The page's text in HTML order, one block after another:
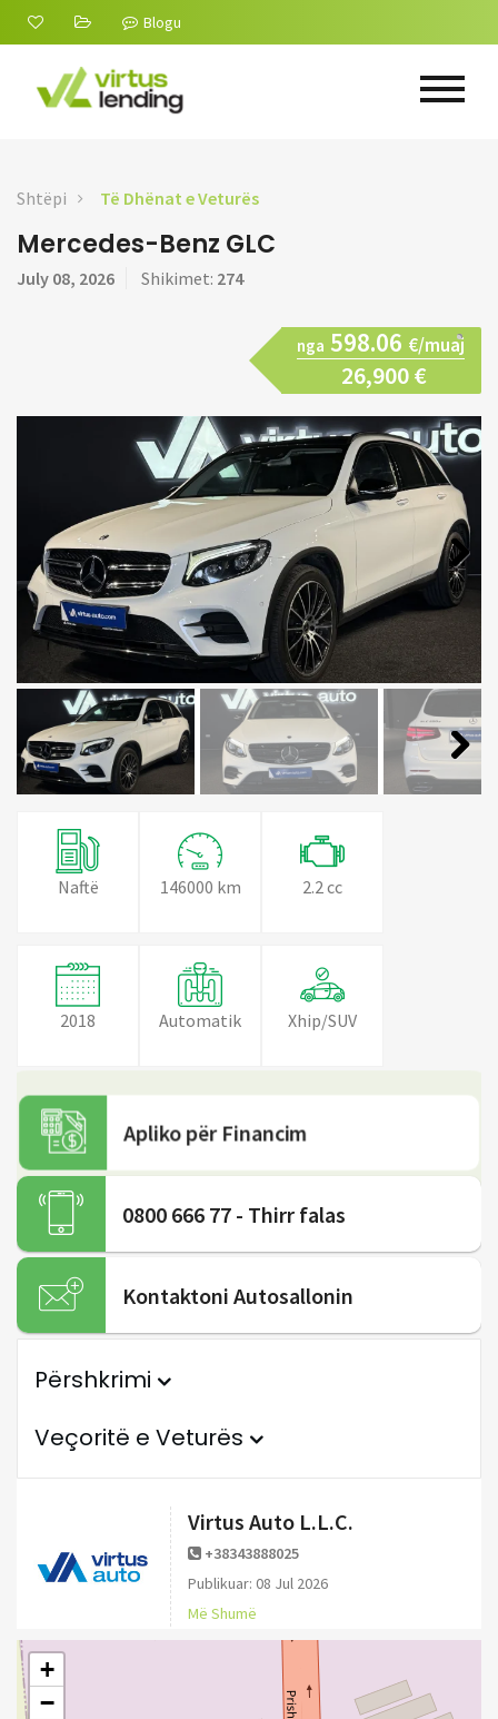
Blogu
Shtëpi Të Dhënat e Veturës
Mercedes-Benz GLC
July 08, 2026 Shikimet: 274
nga 598.06 €/muaj
26,900 €
Next
Next
Naftë 146000 km 2.2 cc
2018 Automatik Xhip/SUV
Apliko për Financim
0800 666 77 - Thirr falas
Kontaktoni Autosallonin
Përshkrimi
Veçoritë e Veturës
Virtus Auto L.L.C.
+38343888025
Publikuar: 08 Jul 2026
Më Shumë
+
−